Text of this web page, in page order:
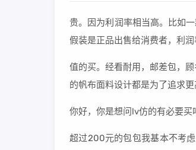
贵。因为利润率相当高。比如
假装是正品出售给消费者，利润
值的买。经看耐用，邮差包，
的帆布面料设计都是为了追求
你好，你是想问lv仿的有必要买
超过200元的包包我基本不考